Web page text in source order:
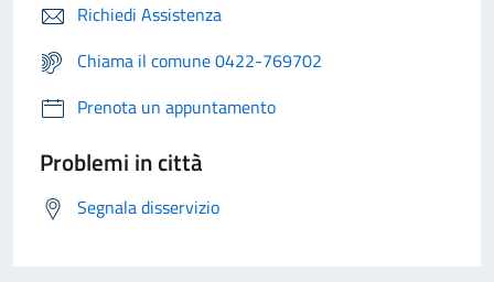
Richiedi Assistenza
Chiama il comune 0422-769702
Prenota un appuntamento
Problemi in città
Segnala disservizio